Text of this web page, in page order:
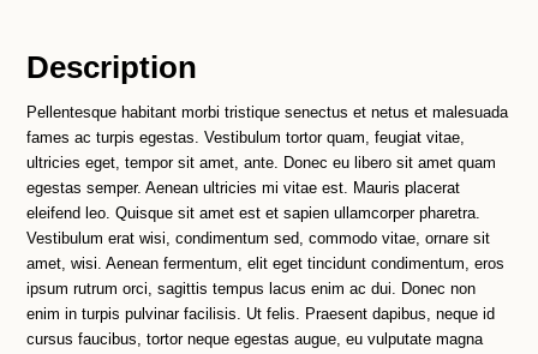
Description
Pellentesque habitant morbi tristique senectus et netus et malesuada
fames ac turpis egestas. Vestibulum tortor quam, feugiat vitae,
ultricies eget, tempor sit amet, ante. Donec eu libero sit amet quam
egestas semper. Aenean ultricies mi vitae est. Mauris placerat
eleifend leo. Quisque sit amet est et sapien ullamcorper pharetra.
Vestibulum erat wisi, condimentum sed, commodo vitae, ornare sit
amet, wisi. Aenean fermentum, elit eget tincidunt condimentum, eros
ipsum rutrum orci, sagittis tempus lacus enim ac dui. Donec non
enim in turpis pulvinar facilisis. Ut felis. Praesent dapibus, neque id
cursus faucibus, tortor neque egestas augue, eu vulputate magna